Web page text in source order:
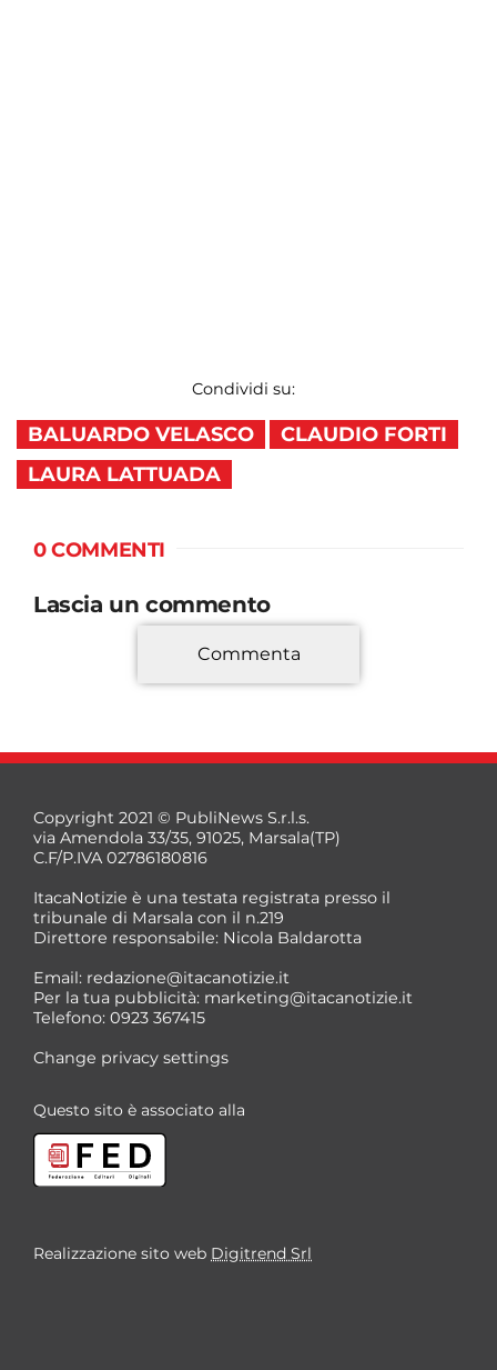
Condividi su:
BALUARDO VELASCO
CLAUDIO FORTI
LAURA LATTUADA
0 COMMENTI
Lascia un commento
*
*
Commenta
Copyright 2021 © PubliNews S.r.l.s.
via Amendola 33/35, 91025, Marsala(TP)
C.F/P.IVA 02786180816
ItacaNotizie è una testata registrata presso il
tribunale di Marsala con il n.219
Direttore responsabile: Nicola Baldarotta
Email: redazione@itacanotizie.it
Per la tua pubblicità: marketing@itacanotizie.it
Telefono: 0923 367415
Change privacy settings
Questo sito è associato alla
Realizzazione sito web Digitrend Srl